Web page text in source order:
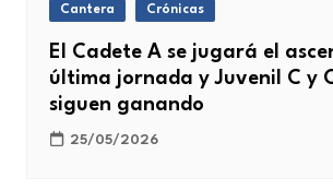
Cantera Crónicas
El Cadete A se jugará el
última jornada y Juvenil C y
siguen ganando
25/05/2026